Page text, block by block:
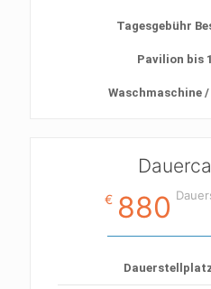
Tagesgebühr
Pavilion bis
Waschmaschine
€ 880